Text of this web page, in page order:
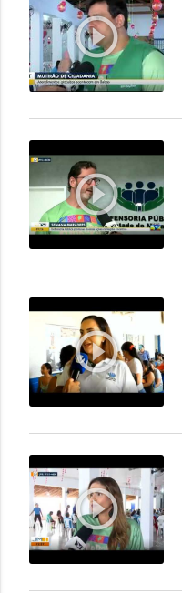
play_circle_outline
play_circle_outline
play_circle_outline
play_circle_outline